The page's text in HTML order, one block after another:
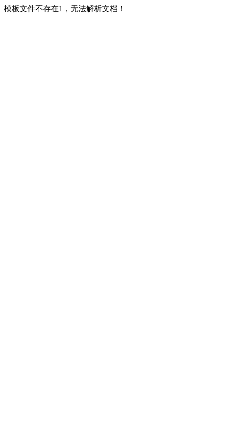
模板文件不存在1，无法解析文档！